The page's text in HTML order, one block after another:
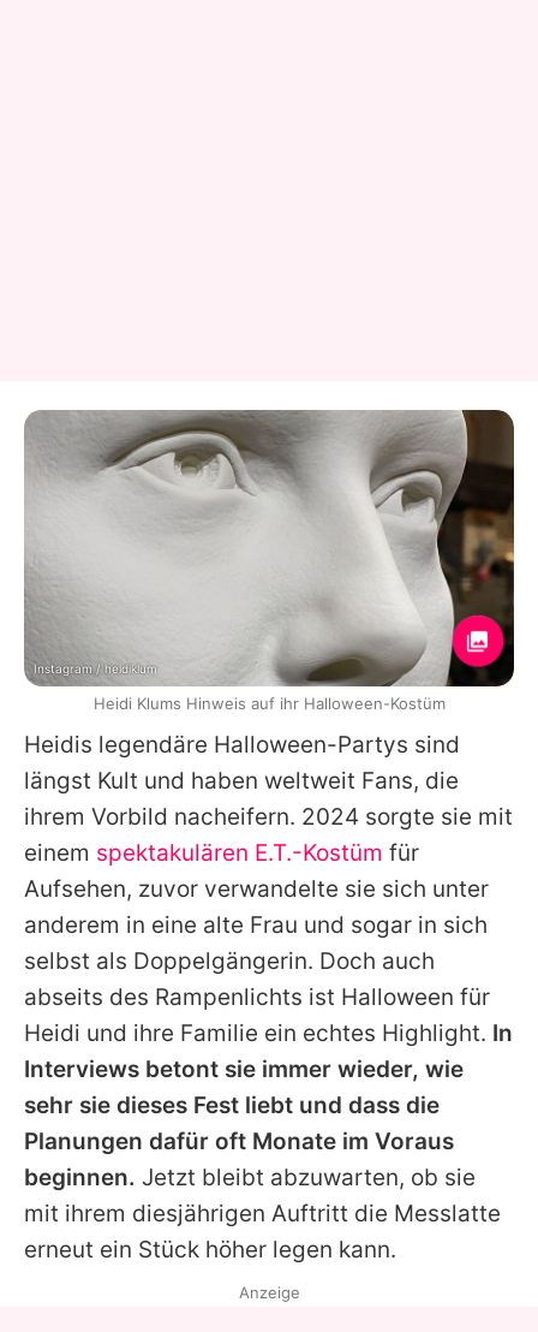
Heidis legendäre Halloween-Partys sind
längst Kult und haben weltweit Fans, die
ihrem Vorbild nacheifern. 2024 sorgte sie mit
einem spektakulären E.T.-Kostüm für
Aufsehen, zuvor verwandelte sie sich unter
anderem in eine alte Frau und sogar in sich
selbst als Doppelgängerin. Doch auch
abseits des Rampenlichts ist Halloween für
Heidi und ihre Familie ein echtes Highlight. In
Interviews betont sie immer wieder, wie
sehr sie dieses Fest liebt und dass die
Planungen dafür oft Monate im Voraus
beginnen. Jetzt bleibt abzuwarten, ob sie
mit ihrem diesjährigen Auftritt die Messlatte
erneut ein Stück höher legen kann.
Instagram / heidiklum
Heidi Klums Hinweis auf ihr Halloween-Kostüm
Anzeige